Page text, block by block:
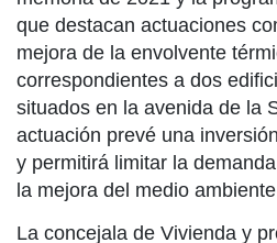
que destacan actuaciones
mejora de la envolvente
correspondientes a dos
situados en la avenida de la
actuación prevé una
y permitirá limitar la
la mejora del medio
La concejala de Vivienda y